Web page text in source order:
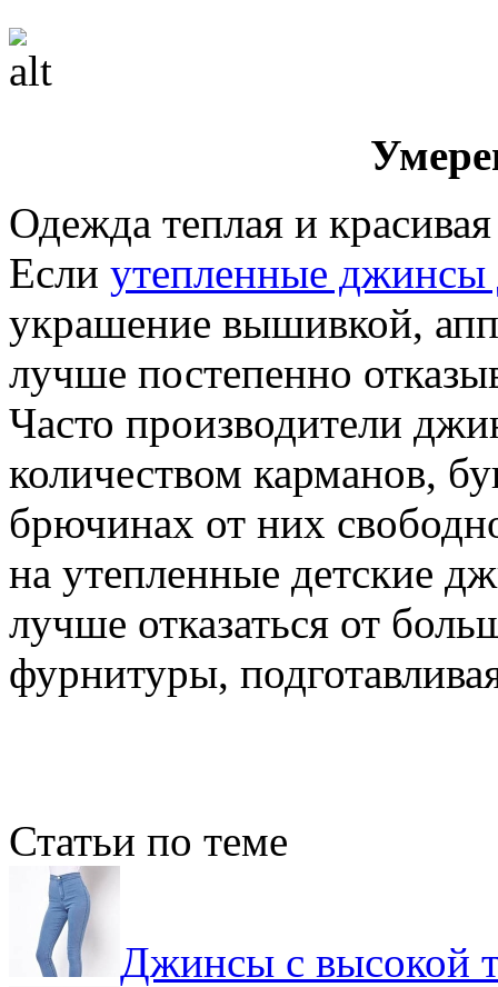
Одежда теплая и
Если утепленные джинсы
украшение вышивкой,
лучше постепенно
Часто производители
количеством карманов,
брючинах от них
на утепленные детские
лучше отказаться от
фурнитуры,
Статьи по теме
Джинсы с высокой